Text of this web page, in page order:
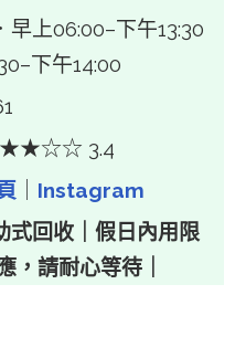
上06:00–下午13:30
下午14:00
3.4
Instagram
式回收｜假日內用限
，請耐心等待｜